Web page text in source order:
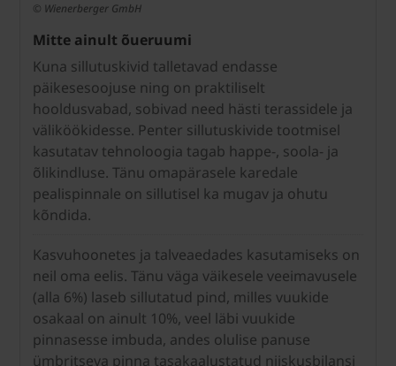
© Wienerberger GmbH
Mitte ainult õueruumi
Kuna sillutuskivid talletavad endasse
päikesesoojuse ning on praktiliselt
hooldusvabad, sobivad need hästi terassidele ja
väliköökidesse. Penter sillutuskivide tootmisel
kasutatav tehnoloogia tagab happe-, soola- ja
õlikindluse. Tänu omapärasele karedale
pealispinnale on sillutisel ka mugav ja ohutu
kõndida.
Kasvuhoonetes ja talveaedades kasutamiseks on
neil oma eelis. Tänu väga väikesele veeimavusele
(alla 6%) laseb sillutatud pind, milles vuukide
osakaal on ainult 10%, veel läbi vuukide
pinnasesse imbuda, andes olulise panuse
ümbritseva pinna tasakaalustatud niiskusbilansi